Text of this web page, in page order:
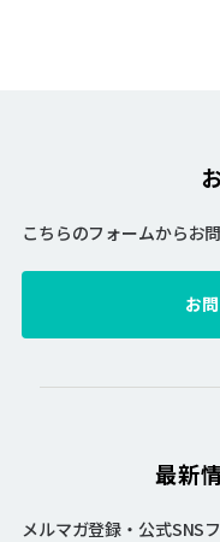
こちらのフォームからお
お
最新
メルマガ登録・公式SNS